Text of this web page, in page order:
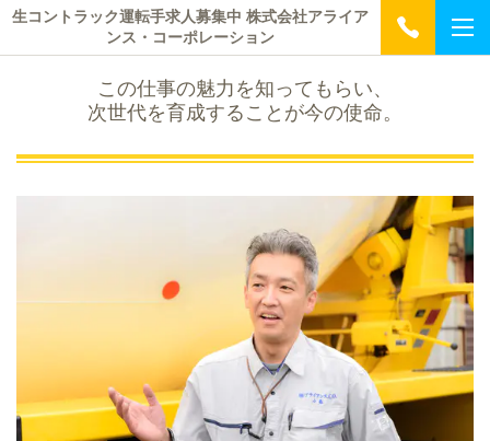
生コントラック運転手求人募集中 株式会社アライア
ンス・コーポレーション
この仕事の魅力を知ってもらい、
次世代を育成することが今の使命。